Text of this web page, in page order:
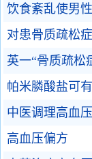
饮食紊乱使男
对患骨质疏松
英一“骨质疏松
帕米膦酸盐可
中医调理高血压
高血压偏方